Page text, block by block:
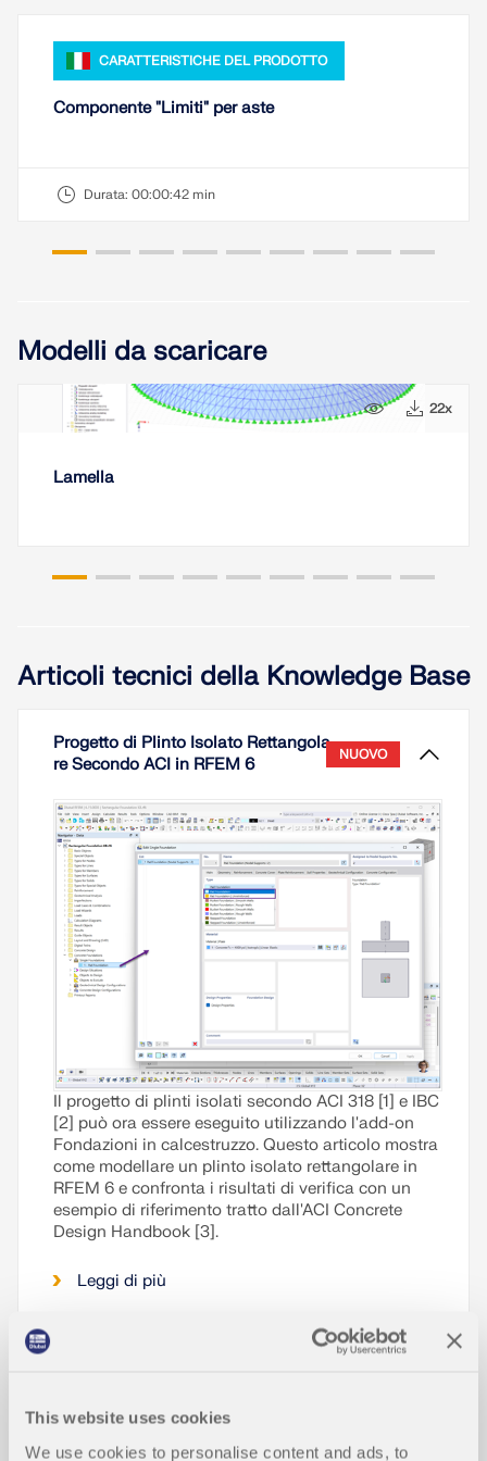
This website uses cookies
We use cookies to personalise content and ads, to
Il servizio online Dlubal fornisce mappe delle zone
per la rapida determinazione dei carichi da neve,
Prodotti obsoleti
CARATTERISTICHE DEL PRODOTTO
Componente "Limiti" per aste
Durata: 00:00:42 min
Modelli da scaricare
9x 22x
Lamella
Articoli tecnici della Knowledge Base
Progetto di Plinto Isolato Rettangola
re Secondo ACI in RFEM 6
NUOVO
Il progetto di plinti isolati secondo ACI 318 [1] e IBC
[2] può ora essere eseguito utilizzando l'add-on
Fondazioni in calcestruzzo. Questo articolo mostra
come modellare un plinto isolato rettangolare in
RFEM 6 e confronta i risultati di verifica con un
esempio di riferimento tratto dall'ACI Concrete
Design Handbook [3].
Leggi di più
tture a Membrana Tensili